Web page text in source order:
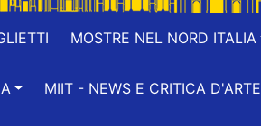
MOSTRE NEL NORD ITALIA
MIIT - NEWS E CRITICA D'ARTE